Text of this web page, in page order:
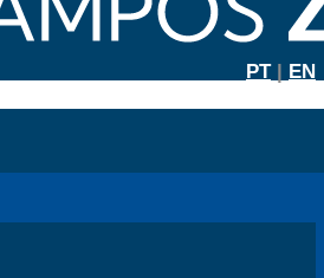
PT| EN